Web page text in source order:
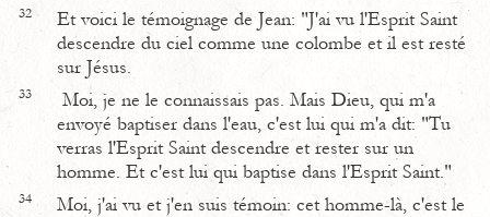
32
Et voici le témoignage de Jean: "J'ai vu l'Esprit Saint
descendre du ciel comme une colombe et il est resté
sur Jésus.
33
Moi, je ne le connaissais pas. Mais Dieu, qui m'a
envoyé baptiser dans l'eau, c'est lui qui m'a dit: "Tu
verras l'Esprit Saint descendre et rester sur un
homme. Et c'est lui qui baptise dans l'Esprit Saint."
34
Moi, j'ai vu et j'en suis témoin: cet homme-là, c'est le